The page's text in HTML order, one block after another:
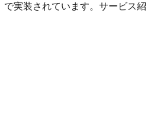
で実装されています。サービス紹